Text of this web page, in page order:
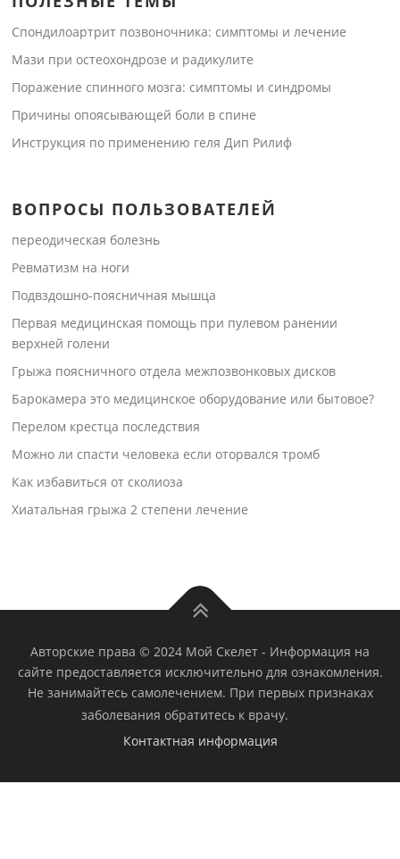
Спондилоартрит позвоночника: симптомы и лечение
Мази при остеохондрозе и радикулите
Поражение спинного мозга: симптомы и синдромы
Причины опоясывающей боли в спине
Инструкция по применению геля Дип Рилиф
ВОПРОСЫ ПОЛЬЗОВАТЕЛЕЙ
переодическая болезнь
Ревматизм на ноги
Подвздошно-поясничная мышца
Первая медицинская помощь при пулевом ранении
верхней голени
Грыжа поясничного отдела межпозвонковых дисков
Барокамера это медицинское оборудование или бытовое?
Перелом крестца последствия
Можно ли спасти человека если оторвался тромб
Как избавиться от сколиоза
Хиатальная грыжа 2 степени лечение
Авторские права © 2024 Мой Скелет - Информация на
сайте предоставляется исключительно для ознакомления.
Не занимайтесь самолечением. При первых признаках
заболевания обратитесь к врачу.
Контактная информация